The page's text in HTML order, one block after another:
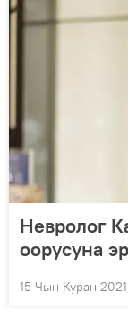
Невролог
оорусуна
15 Чын Куран